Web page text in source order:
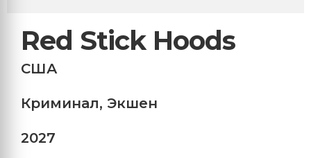
Red Stick Hoods
США
Криминал, Экшен
2027